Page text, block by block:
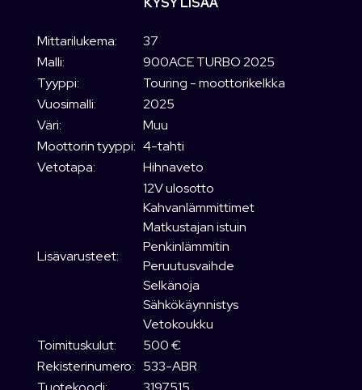
Mittarilukema:
37
Malli:
900ACE TURBO 2025
Tyyppi:
Touring - moottorikelkka
Vuosimalli:
2025
Väri:
Muu
Moottorin tyyppi: 4-tahti
Vetotapa:
Hihnaveto
Lisävarusteet:
12V ulosotto
Kahvanlämmittimet
Matkustajan istuin
Penkinlämmitin
Peruutusvaihde
Selkänoja
Sähkökäynnistys
Vetokoukku
Toimituskulut:
500 €
Rekisterinumero:
533-ABR